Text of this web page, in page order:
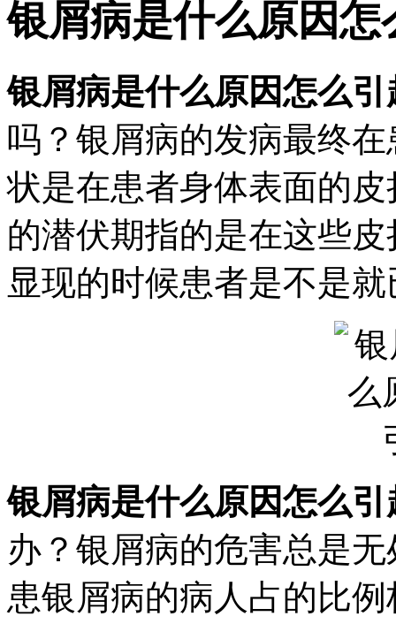
银屑病是什么原因怎
银屑病是什么原因怎么引
吗？银屑病的发病最终
状是在患者身体表面的
的潜伏期指的是在这些
显现的时候患者是不是
银屑病是什么原因怎么引
办？银屑病的危害总是
患银屑病的病人占的比